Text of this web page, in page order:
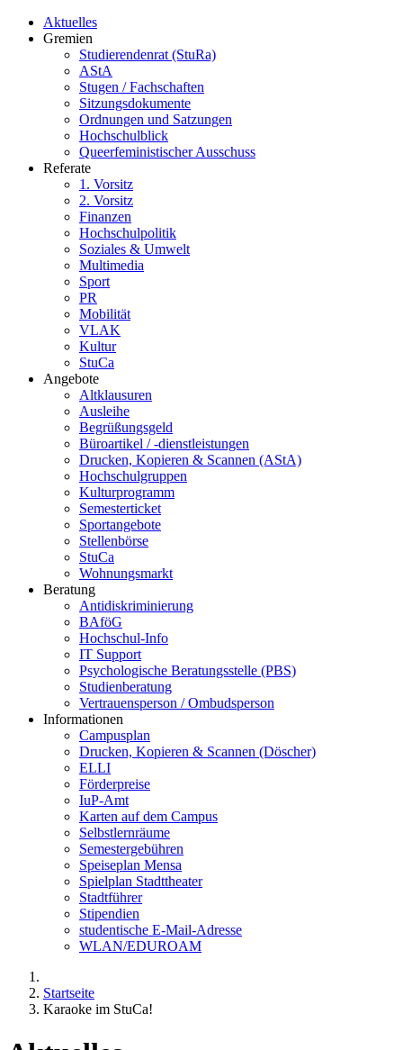
Aktuelles
Gremien
Studierendenrat (StuRa)
AStA
Stugen / Fachschaften
Sitzungsdokumente
Ordnungen und Satzungen
Hochschulblick
Queerfeministischer Ausschuss
Referate
1. Vorsitz
2. Vorsitz
Finanzen
Hochschulpolitik
Soziales & Umwelt
Multimedia
Sport
PR
Mobilität
VLAK
Kultur
StuCa
Angebote
Altklausuren
Ausleihe
Begrüßungsgeld
Büroartikel / -dienstleistungen
Drucken, Kopieren & Scannen (AStA)
Hochschulgruppen
Kulturprogramm
Semesterticket
Sportangebote
Stellenbörse
StuCa
Wohnungsmarkt
Beratung
Antidiskriminierung
BAföG
Hochschul-Info
IT Support
Psychologische Beratungsstelle (PBS)
Studienberatung
Vertrauensperson / Ombudsperson
Informationen
Campusplan
Drucken, Kopieren & Scannen (Döscher)
ELLI
Förderpreise
IuP-Amt
Karten auf dem Campus
Selbstlernräume
Semestergebühren
Speiseplan Mensa
Spielplan Stadttheater
Stadtführer
Stipendien
studentische E-Mail-Adresse
WLAN/EDUROAM
Startseite
Karaoke im StuCa!